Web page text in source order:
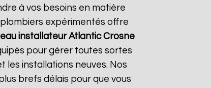
à vos besoins en matière
expérimentés offre
installateur Atlantic Crosne
pour gérer toutes sortes
installations neuves. Nos
brefs délais pour que vous